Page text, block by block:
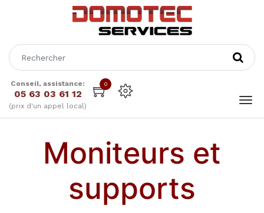
Conseil, assistance:
05 63 03 61 12
(prix d'un appel local)
0
Moniteurs et
supports